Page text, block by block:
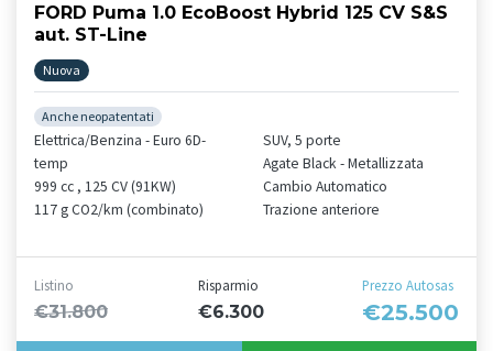
FORD Puma 1.0 EcoBoost Hybrid 125 CV S&S
aut. ST-Line
Nuova
Anche neopatentati
Elettrica/Benzina - Euro 6D-
temp
999 cc , 125 CV (91KW)
117 g CO2/km (combinato)
SUV, 5 porte
Agate Black - Metallizzata
Cambio Automatico
Trazione anteriore
Listino
€31.800
Risparmio
€6.300
Prezzo Autosas
€25.500